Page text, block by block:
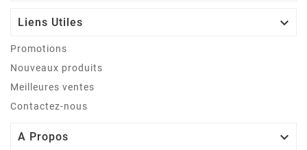
Liens Utiles 
Promotions
Nouveaux produits
Meilleures ventes
Contactez-nous
A Propos 